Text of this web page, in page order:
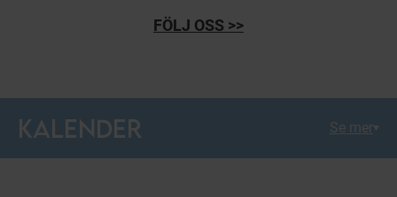
FÖLJ OSS >>
KALENDER Se mer